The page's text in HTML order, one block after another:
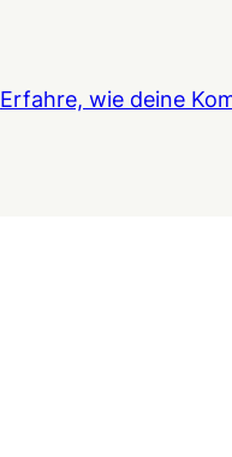
Erfahre, wie deine